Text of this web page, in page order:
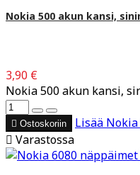
Nokia 500 akun kansi,
3,90 €
Nokia 500 akun kansi,
 Ostoskoriin Lisää
 Varastossa